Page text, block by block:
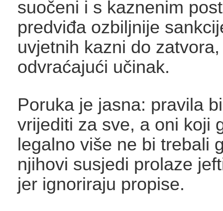
suočeni i s kaznenim
predviđa ozbiljnije
uvjetnih kazni do
odvraćajući učinak.
Poruka je jasna: pravila
vrijediti za sve, a oni koji
legalno više ne bi trebali
njihovi susjedi prolaze
jer ignoriraju propise.